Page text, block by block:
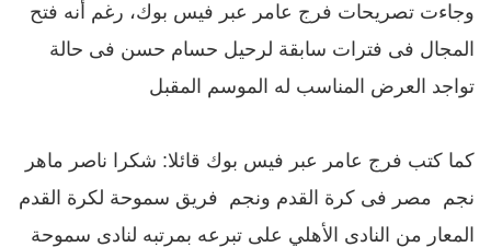
وجاءت تصريحات فرج عامر عبر فيس بوك، رغم أنه فتح
المجال فى فترات سابقة لرحيل حسام حسن فى حالة
تواجد العرض المناسب له الموسم المقبل
كما كتب فرج عامر عبر فيس بوك قائلا: شكرا ناصر ماهر
نجم مصر فى كرة القدم ونجم فريق سموحة لكرة القدم
المعار من النادى الأهلي على تبرعه بمرتبه لنادى سموحة